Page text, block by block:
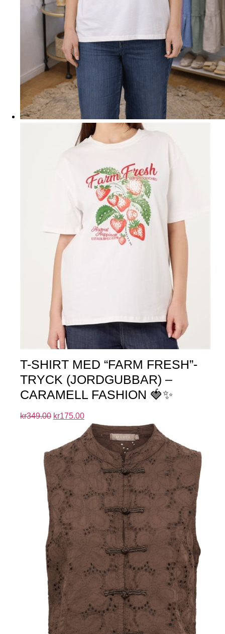
T-SHIRT MED “FARM FRESH”-
TRYCK (JORDGUBBAR) –
CARAMELL FASHION 🍓✨
kr349.00 kr175.00